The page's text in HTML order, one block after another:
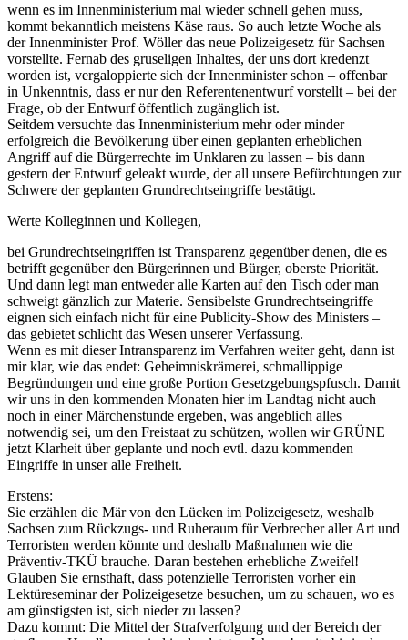
wenn es im Innenministerium mal wieder schnell gehen muss,
kommt bekanntlich meistens Käse raus. So auch letzte Woche als
der Innenminister Prof. Wöller das neue Polizeigesetz für Sachsen
vorstellte. Fernab des gruseligen Inhaltes, der uns dort kredenzt
worden ist, vergaloppierte sich der Innenminister schon – offenbar
in Unkenntnis, dass er nur den Referentenentwurf vorstellt – bei der
Frage, ob der Entwurf öffentlich zugänglich ist.
Seitdem versuchte das Innenministerium mehr oder minder
erfolgreich die Bevölkerung über einen geplanten erheblichen
Angriff auf die Bürgerrechte im Unklaren zu lassen – bis dann
gestern der Entwurf geleakt wurde, der all unsere Befürchtungen zur
Schwere der geplanten Grundrechtseingriffe bestätigt.
Werte Kolleginnen und Kollegen,
bei Grundrechtseingriffen ist Transparenz gegenüber denen, die es
betrifft gegenüber den Bürgerinnen und Bürger, oberste Priorität.
Und dann legt man entweder alle Karten auf den Tisch oder man
schweigt gänzlich zur Materie. Sensibelste Grundrechtseingriffe
eignen sich einfach nicht für eine Publicity-Show des Ministers –
das gebietet schlicht das Wesen unserer Verfassung.
Wenn es mit dieser Intransparenz im Verfahren weiter geht, dann ist
mir klar, wie das endet: Geheimniskrämerei, schmallippige
Begründungen und eine große Portion Gesetzgebungspfusch. Damit
wir uns in den kommenden Monaten hier im Landtag nicht auch
noch in einer Märchenstunde ergeben, was angeblich alles
notwendig sei, um den Freistaat zu schützen, wollen wir GRÜNE
jetzt Klarheit über geplante und noch evtl. dazu kommenden
Eingriffe in unser alle Freiheit.
Erstens:
Sie erzählen die Mär von den Lücken im Polizeigesetz, weshalb
Sachsen zum Rückzugs- und Ruheraum für Verbrecher aller Art und
Terroristen werden könnte und deshalb Maßnahmen wie die
Präventiv-TKÜ brauche. Daran bestehen erhebliche Zweifel!
Glauben Sie ernsthaft, dass potenzielle Terroristen vorher ein
Lektüreseminar der Polizeigesetze besuchen, um zu schauen, wo es
am günstigsten ist, sich nieder zu lassen?
Dazu kommt: Die Mittel der Strafverfolgung und der Bereich der